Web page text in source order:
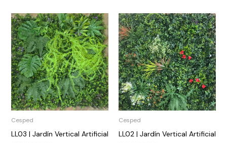
Cesped
LL03 | Jardín Vertical Artificial
Cesped
LL02 | Jardín Vertical Artificial